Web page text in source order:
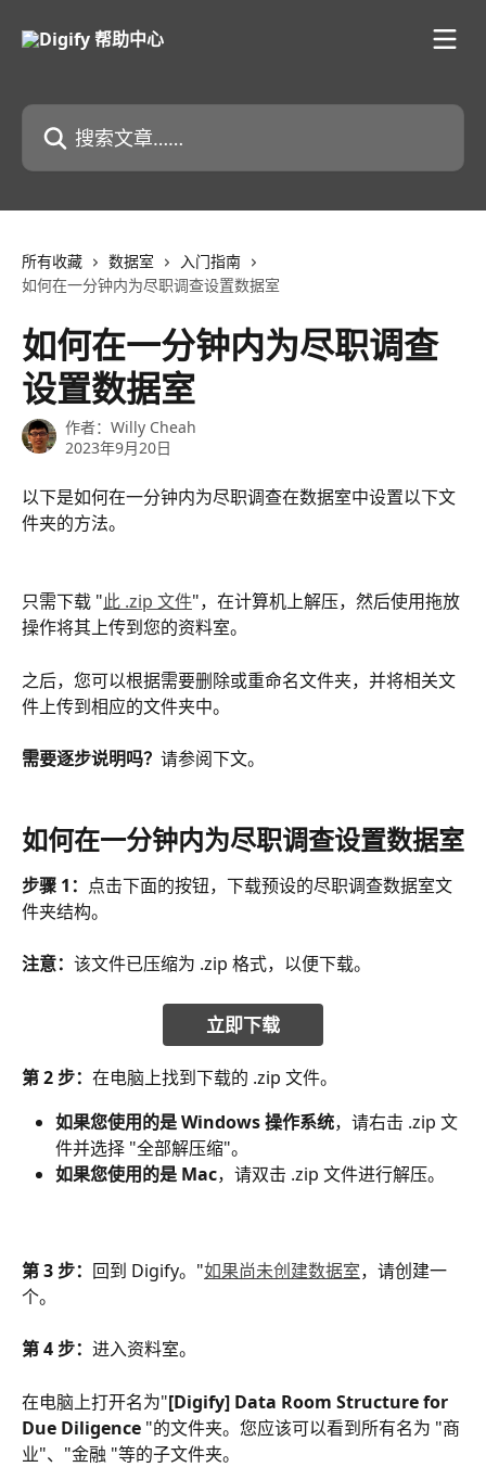
搜索文章……
所有收藏 数据室
入门指南
如何在一分钟内为尽职调查设置数据室
如何在一分钟内为尽职调查
设置数据室
作者： Willy Cheah
2023年9月20日
以下是如何在一分钟内为尽职调查在数据室中设置以下文
件夹的方法。
只需下载 "此 .zip 文件"，在计算机上解压，然后使用拖放
操作将其上传到您的资料室。
之后，您可以根据需要删除或重命名文件夹，并将相关文
件上传到相应的文件夹中。
需要逐步说明吗？ 请参阅下文。
如何在一分钟内为尽职调查设置数据室
步骤 1： 点击下面的按钮，下载预设的尽职调查数据室文
件夹结构。
注意： 该文件已压缩为 .zip 格式，以便下载。
立即下载
第 2 步： 在电脑上找到下载的 .zip 文件。
如果您使用的是 Windows 操作系统，请右击 .zip 文
件并选择 "全部解压缩"。
如果您使用的是 Mac，请双击 .zip 文件进行解压。
第 3 步： 回到 Digify。"如果尚未创建数据室，请创建一
个。
第 4 步： 进入资料室。
在电脑上打开名为"[Digify] Data Room Structure for
Due Diligence "的文件夹。您应该可以看到所有名为 "商
业"、"金融 "等的子文件夹。